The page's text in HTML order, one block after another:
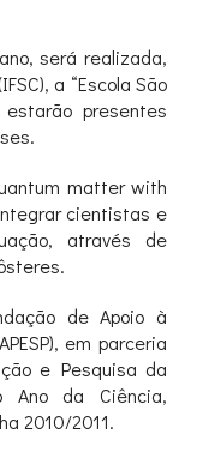
será realizada,
a “Escola São
presentes
matter with
cientistas e
através de
de Apoio à
em parceria
e Pesquisa da
Ano da Ciência,
2010/2011.